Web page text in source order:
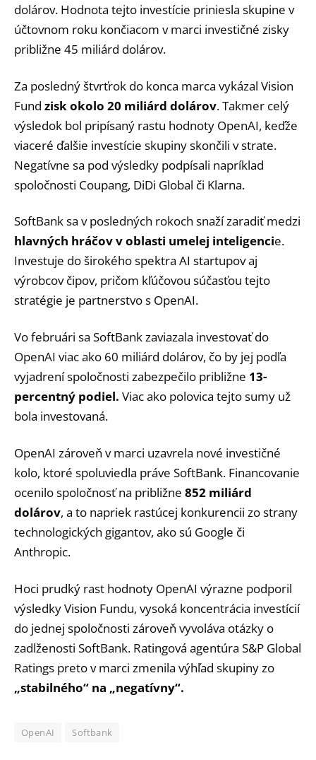
dolárov. Hodnota tejto investície priniesla skupine v
účtovnom roku končiacom v marci investičné zisky
približne 45 miliárd dolárov.
Za posledný štvrťrok do konca marca vykázal Vision
Fund zisk okolo 20 miliárd dolárov. Takmer celý
výsledok bol pripísaný rastu hodnoty OpenAI, keďže
viaceré ďalšie investície skupiny skončili v strate.
Negatívne sa pod výsledky podpísali napríklad
spoločnosti Coupang, DiDi Global či Klarna.
SoftBank sa v posledných rokoch snaží zaradiť medzi
hlavných hráčov v oblasti umelej inteligencie.
Investuje do širokého spektra AI startupov aj
výrobcov čipov, pričom kľúčovou súčasťou tejto
stratégie je partnerstvo s OpenAI.
Vo februári sa SoftBank zaviazala investovať do
OpenAI viac ako 60 miliárd dolárov, čo by jej podľa
vyjadrení spoločnosti zabezpečilo približne 13-
percentný podiel. Viac ako polovica tejto sumy už
bola investovaná.
OpenAI zároveň v marci uzavrela nové investičné
kolo, ktoré spoluviedla práve SoftBank. Financovanie
ocenilo spoločnosť na približne 852 miliárd
dolárov, a to napriek rastúcej konkurencii zo strany
technologických gigantov, ako sú Google či
Anthropic.
Hoci prudký rast hodnoty OpenAI výrazne podporil
výsledky Vision Fundu, vysoká koncentrácia investícií
do jednej spoločnosti zároveň vyvoláva otázky o
zadlženosti SoftBank. Ratingová agentúra S&P Global
Ratings preto v marci zmenila výhľad skupiny zo
„stabilného“ na „negatívny“.
OpenAI Softbank